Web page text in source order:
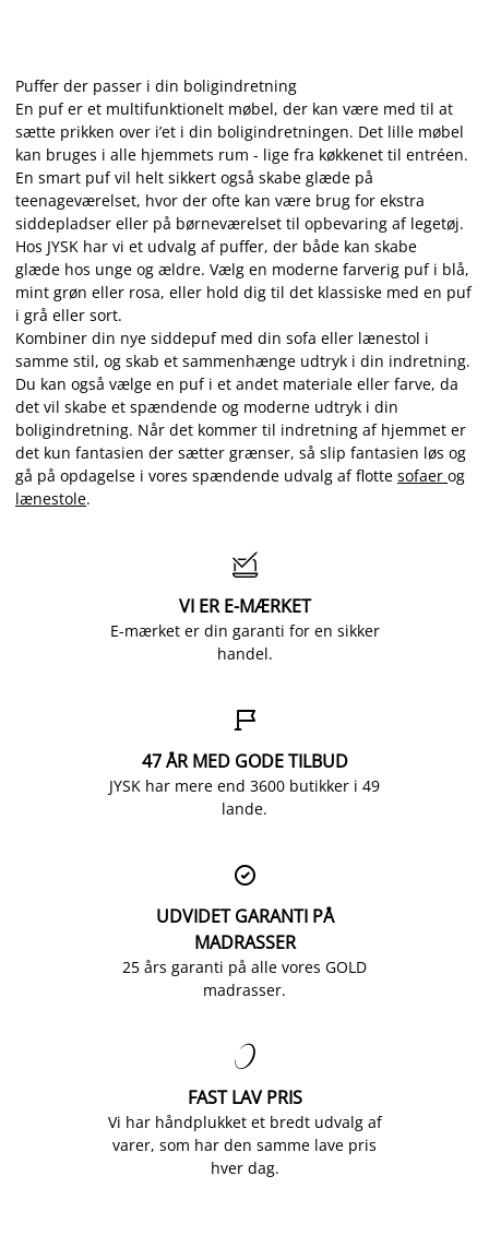
Puffer der passer i din boligindretning
En puf er et multifunktionelt møbel, der kan være med til at
sætte prikken over i’et i din boligindretningen. Det lille møbel
kan bruges i alle hjemmets rum - lige fra køkkenet til entréen.
En smart puf vil helt sikkert også skabe glæde på
teenageværelset, hvor der ofte kan være brug for ekstra
siddepladser eller på børneværelset til opbevaring af legetøj.
Hos JYSK har vi et udvalg af puffer, der både kan skabe
glæde hos unge og ældre. Vælg en moderne farverig puf i blå,
mint grøn eller rosa, eller hold dig til det klassiske med en puf
i grå eller sort.
Kombiner din nye siddepuf med din sofa eller lænestol i
samme stil, og skab et sammenhænge udtryk i din indretning.
Du kan også vælge en puf i et andet materiale eller farve, da
det vil skabe et spændende og moderne udtryk i din
boligindretning. Når det kommer til indretning af hjemmet er
det kun fantasien der sætter grænser, så slip fantasien løs og
gå på opdagelse i vores spændende udvalg af flotte sofaer og
lænestole.

VI ER E-MÆRKET
E-mærket er din garanti for en sikker
handel.

47 ÅR MED GODE TILBUD
JYSK har mere end 3600 butikker i 49
lande.

UDVIDET GARANTI PÅ
MADRASSER
25 års garanti på alle vores GOLD
madrasser.

FAST LAV PRIS
Vi har håndplukket et bredt udvalg af
varer, som har den samme lave pris
hver dag.